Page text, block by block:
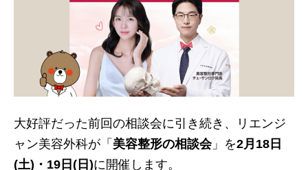
大好評だった前回の相談会に引き続き、リエンジ
ャン美容外科が「 美容整形の相談会」を2月18日
(土)・19日(日)に開催します。